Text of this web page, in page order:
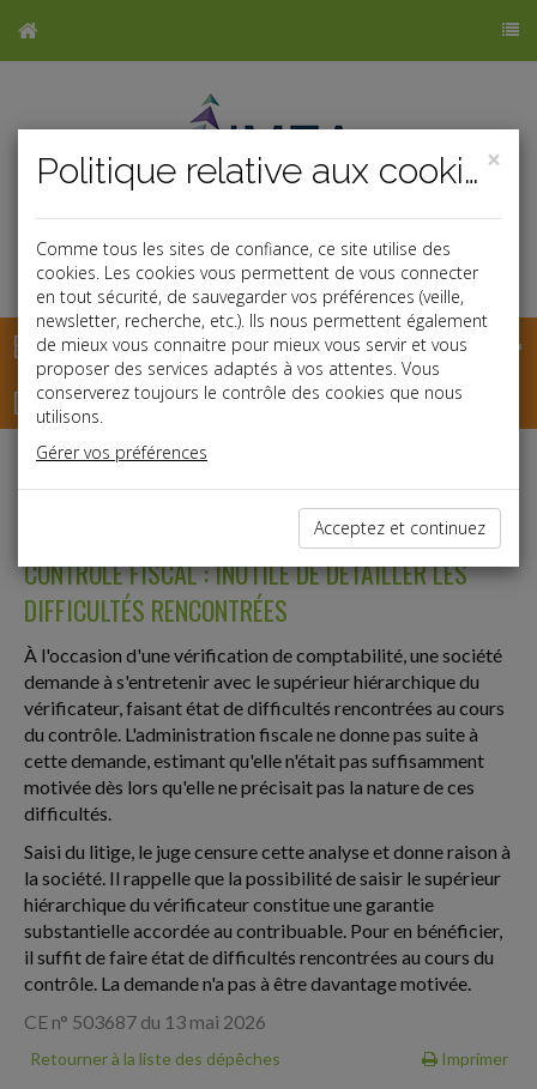
Base documentaire
Dépêches
CONTRÔLE FISCAL : INUTILE DE DÉTAILLER LES
DIFFICULTÉS RENCONTRÉES
À l'occasion d'une vérification de comptabilité, une société
demande à s'entretenir avec le supérieur hiérarchique du
vérificateur, faisant état de difficultés rencontrées au cours
du contrôle. L'administration fiscale ne donne pas suite à
cette demande, estimant qu'elle n'était pas suffisamment
motivée dès lors qu'elle ne précisait pas la nature de ces
difficultés.
Saisi du litige, le juge censure cette analyse et donne raison à
la société. Il rappelle que la possibilité de saisir le supérieur
hiérarchique du vérificateur constitue une garantie
substantielle accordée au contribuable. Pour en bénéficier,
il suffit de faire état de difficultés rencontrées au cours du
contrôle. La demande n'a pas à être davantage motivée.
CE n° 503687 du 13 mai 2026
Retourner à la liste des dépêches Imprimer
×
Politique relative aux cookies
Comme tous les sites de confiance, ce site utilise des
cookies. Les cookies vous permettent de vous connecter
en tout sécurité, de sauvegarder vos préférences (veille,
newsletter, recherche, etc.). Ils nous permettent également
de mieux vous connaitre pour mieux vous servir et vous
proposer des services adaptés à vos attentes. Vous
conserverez toujours le contrôle des cookies que nous
utilisons.
Gérer vos préférences
Acceptez et continuez